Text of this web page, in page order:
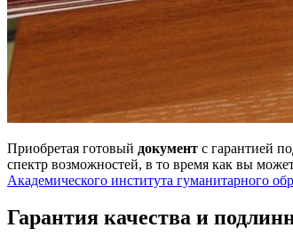
Приобретая готовый документ с гарантией
спектр возможностей, в то время как вы
Академического института гуманитарного
Гарантия качества и